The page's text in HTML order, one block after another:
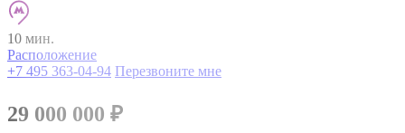
10 мин.
Расположение
+7 495 363-04-94 Перезвоните мне
29 000 000 ₽